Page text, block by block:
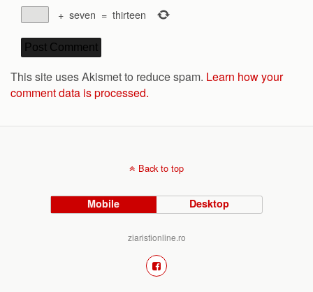
+ seven = thirteen
This site uses Akismet to reduce spam. Learn how your
comment data is processed.
Back to top
Mobile Desktop
ziaristionline.ro